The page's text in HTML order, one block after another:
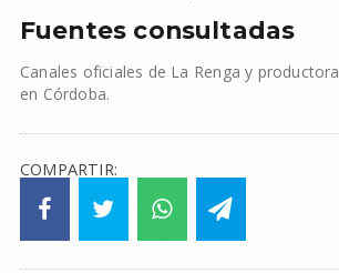
Fuentes consultadas
Canales oficiales de La Renga y
en Córdoba.
COMPARTIR: